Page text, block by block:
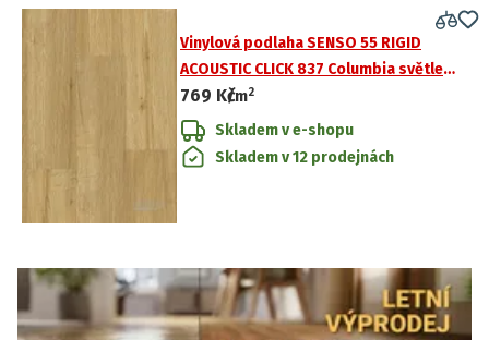
Vinylová podlaha SENSO 55 RIGID
ACOUSTIC CLICK 837 Columbia světle
hnědé dřevo
769 Kč
/m2
Skladem v e-shopu
Skladem v 12 prodejnách